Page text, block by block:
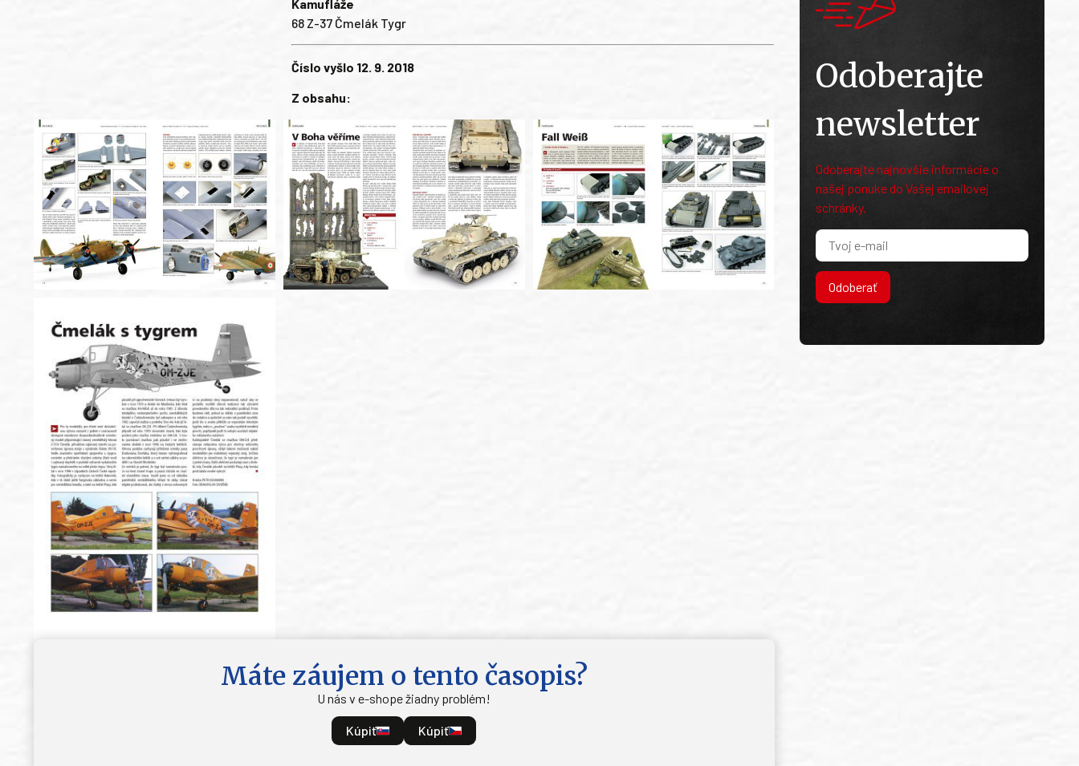
Kamufláže
68 Z-37 Čmelák Tygr
Číslo vyšlo 12. 9. 2018
Z obsahu:
Máte záujem o tento časopis?
U nás v e-shope žiadny problém!
Kúpiť Kúpiť
Odoberajte
newsletter
Odoberajte najnovšie informácie o
našej ponuke do Vašej emailovej
schránky.
Odoberať